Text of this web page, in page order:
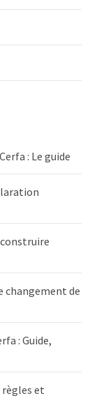
: Le guide
changement de
: Guide,
règles et